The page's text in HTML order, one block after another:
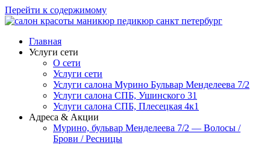
Перейти к содержимому
Главная
Услуги сети
О сети
Услуги сети
Услуги салона Мурино Бульвар Менделеева 7/2
Услуги салона СПБ, Ушинского 31
Услуги салона СПБ, Плесецкая 4к1
Адреса & Акции
Мурино, бульвар Менделеева 7/2 — Волосы /
Брови / Ресницы